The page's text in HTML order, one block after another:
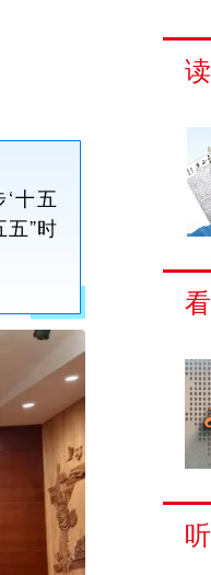
十五
”时